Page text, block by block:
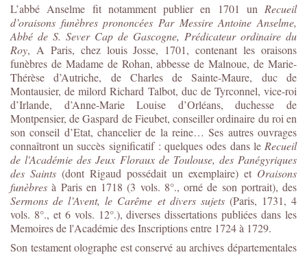
L’abbé Anselme fit notamment publier en 1701 un Recueil
d’oraisons funèbres prononcées Par Messire Antoine Anselme,
Abbé de S. Sever Cap de Gascogne, Prédicateur ordinaire du
Roy, A Paris, chez louis Josse, 1701, contenant les oraisons
funèbres de Madame de Rohan, abbesse de Malnoue, de Marie-
Thérèse d’Autriche, de Charles de Sainte-Maure, duc de
Montausier, de milord Richard Talbot, duc de Tyrconnel, vice-roi
d’Irlande, d’Anne-Marie Louise d’Orléans, duchesse de
Montpensier, de Gaspard de Fieubet, conseiller ordinaire du roi en
son conseil d’Etat, chancelier de la reine… Ses autres ouvrages
connaîtront un succès significatif : quelques odes dans le Recueil
de l'Académie des Jeux Floraux de Toulouse, des Panégyriques
des Saints (dont Rigaud possédait un exemplaire) et Oraisons
funèbres à Paris en 1718 (3 vols. 8°., orné de son portrait), des
Sermons de l’Avent, le Carême et divers sujets(Paris, 1731, 4
vols. 8°., et 6 vols. 12°.), diverses dissertations publiées dans les
Memoires de l'Académie des Inscriptions entre 1724 à 1729.
Son testament olographe est conservé au archives départementales